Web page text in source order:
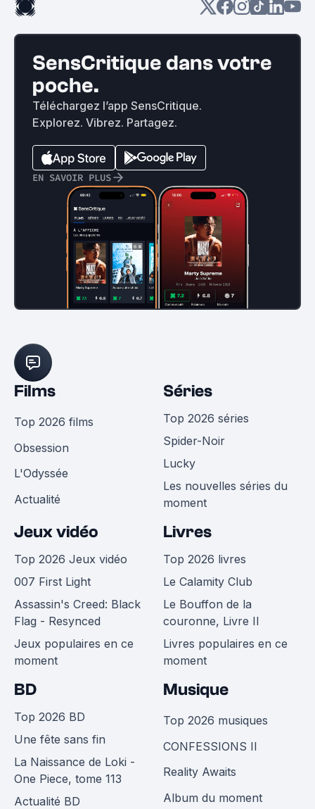
SensCritique dans votre
poche.
Téléchargez l’app SensCritique.
Explorez. Vibrez. Partagez.
EN SAVOIR PLUS
Films
Top 2026 films
Obsession
L'Odyssée
Actualité
Séries
Top 2026 séries
Spider-Noir
Lucky
Les nouvelles séries du
moment
Jeux vidéo
Top 2026 Jeux vidéo
007 First Light
Assassin's Creed: Black
Flag - Resynced
Jeux populaires en ce
moment
Livres
Top 2026 livres
Le Calamity Club
Le Bouffon de la
couronne, Livre II
Livres populaires en ce
moment
BD
Top 2026 BD
Une fête sans fin
La Naissance de Loki -
One Piece, tome 113
Actualité BD
Musique
Top 2026 musiques
CONFESSIONS II
Reality Awaits
Album du moment